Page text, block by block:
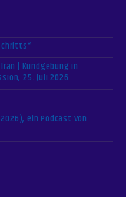
| Kundgebung in
25. Juli 2026
ein Podcast von